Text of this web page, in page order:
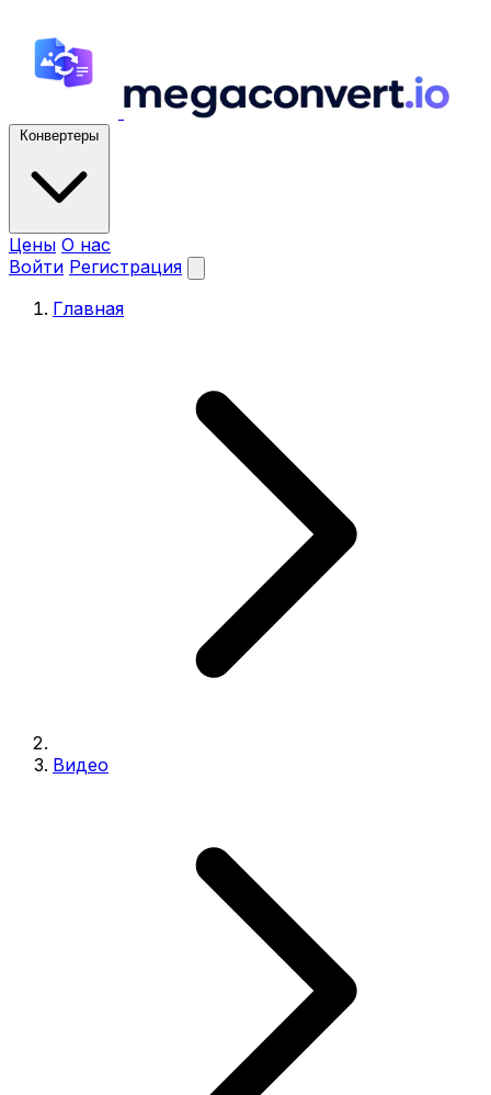
Конвертеры
Цены О нас
Войти Регистрация
Главная
Видео